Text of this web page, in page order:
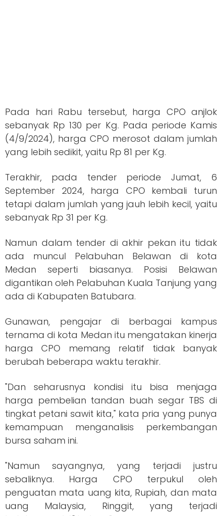
Pada hari Rabu tersebut, harga CPO anjlok
sebanyak Rp 130 per Kg. Pada periode Kamis
(4/9/2024), harga CPO merosot dalam jumlah
yang lebih sedikit, yaitu Rp 81 per Kg.
Terakhir, pada tender periode Jumat, 6
September 2024, harga CPO kembali turun
tetapi dalam jumlah yang jauh lebih kecil, yaitu
sebanyak Rp 31 per Kg.
Namun dalam tender di akhir pekan itu tidak
ada muncul Pelabuhan Belawan di kota
Medan seperti biasanya. Posisi Belawan
digantikan oleh Pelabuhan Kuala Tanjung yang
ada di Kabupaten Batubara.
Gunawan, pengajar di berbagai kampus
ternama di kota Medan itu mengatakan kinerja
harga CPO memang relatif tidak banyak
berubah beberapa waktu terakhir.
"Dan seharusnya kondisi itu bisa menjaga
harga pembelian tandan buah segar TBS di
tingkat petani sawit kita," kata pria yang punya
kemampuan menganalisis perkembangan
bursa saham ini.
"Namun sayangnya, yang terjadi justru
sebaliknya. Harga CPO terpukul oleh
penguatan mata uang kita, Rupiah, dan mata
uang Malaysia, Ringgit, yang terjadi